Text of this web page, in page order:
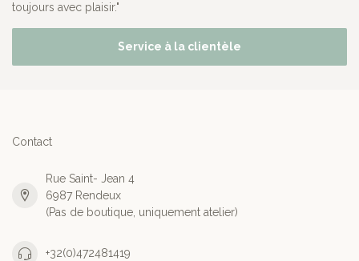
toujours avec plaisir."
Service à la clientèle
Contact
Rue Saint- Jean 4
6987 Rendeux
(Pas de boutique, uniquement atelier)
+32(0)472481419